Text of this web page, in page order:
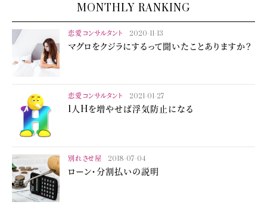
MONTHLY RANKING
恋愛コンサルタント 2020-11-13
マグロをクジラにするって聞いたことありますか？
恋愛コンサルタント 2021-01-27
1人Hを増やせば浮気防止になる
別れさせ屋 2018-07-04
ローン・分割払いの説明